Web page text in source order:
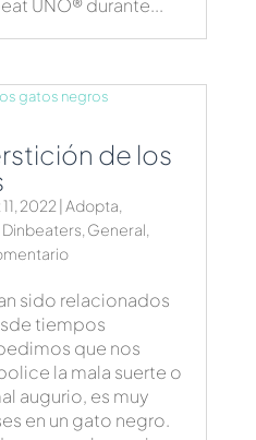
de los
2022 | Adopta,
Dinbeaters, General,
sido relacionados
tiempos
que nos
la mala suerte o
augurio, es muy
en un gato negro.